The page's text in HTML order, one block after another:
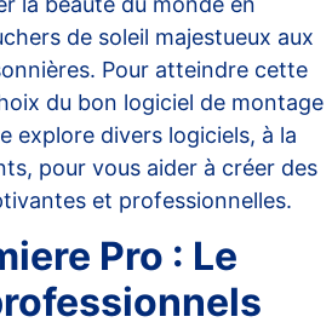
de soleil majestueux aux
Pour atteindre cette
du bon logiciel de montage
explore divers logiciels, à la
pour vous aider à créer des
et professionnelles.
Pro : Le